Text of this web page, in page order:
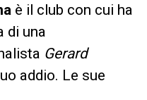
è il club con cui ha
di una
Gerard
addio. Le sue